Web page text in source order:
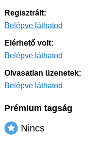
Regisztrált:
Belépve láthatod
Elérhető volt:
Belépve láthatod
Olvasatlan üzenetek:
Belépve láthatod
Prémium tagság
Nincs